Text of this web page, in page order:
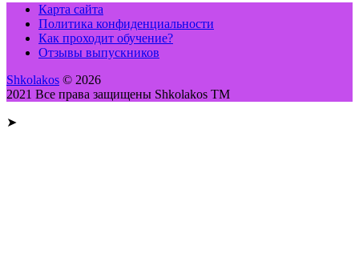
Карта сайта
Политика конфиденциальности
Как проходит обучение?
Отзывы выпускников
Shkolakos © 2026
2021 Все права защищены Shkolakos TM
➤